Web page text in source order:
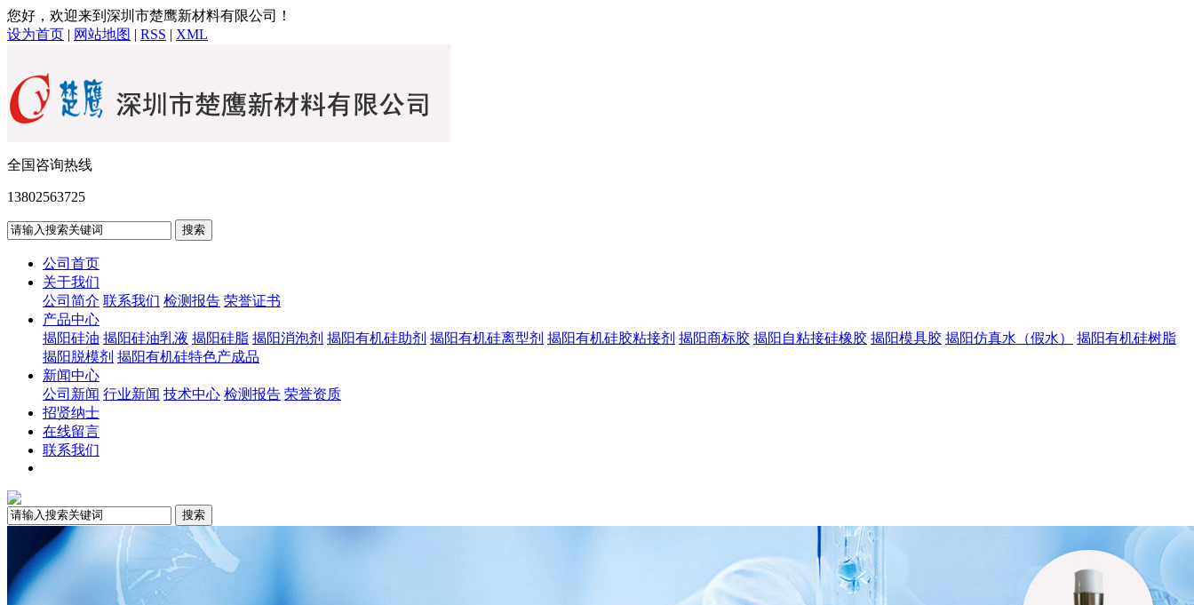
您好，欢迎来到深圳市楚鹰新材料有限公司！
设为首页 | 网站地图 | RSS | XML
全国咨询热线
13802563725
公司首页
关于我们
公司简介 联系我们 检测报告 荣誉证书
产品中心
揭阳硅油 揭阳硅油乳液 揭阳硅脂 揭阳消泡剂 揭阳有机硅助剂 揭阳有机硅离型剂 揭阳有机硅胶粘接剂 揭阳商标胶 揭阳自粘接硅橡胶 揭阳模具胶 揭阳仿真水（假水）
揭阳有机硅树脂
揭阳脱模剂 揭阳有机硅特色产成品
新闻中心
公司新闻 行业新闻 技术中心 检测报告 荣誉资质
招贤纳士
在线留言
联系我们